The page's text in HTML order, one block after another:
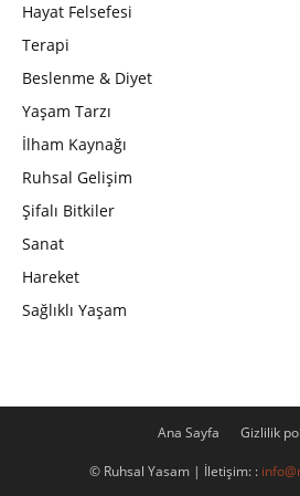
Hayat Felsefesi
Terapi
Beslenme & Diyet
Yaşam Tarzı
İlham Kaynağı
Ruhsal Gelişim
Şifalı Bitkiler
Sanat
Hareket
Sağlıklı Yaşam
Ana Sayfa Gizlilik
© Ruhsal Yasam | İletişim: :